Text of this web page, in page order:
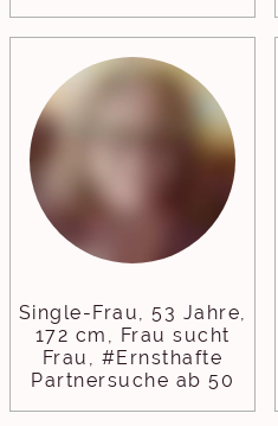
Single-Frau, 53 Jahre,
172 cm, Frau sucht
Frau, #Ernsthafte
Partnersuche ab 50